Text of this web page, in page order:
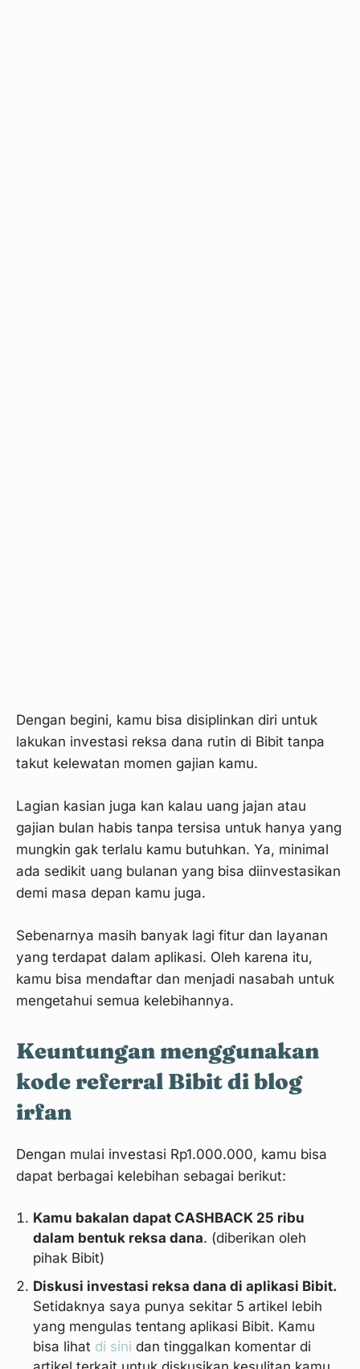
Dengan begini, kamu bisa disiplinkan diri untuk
lakukan investasi reksa dana rutin di Bibit tanpa
takut kelewatan momen gajian kamu.
Lagian kasian juga kan kalau uang jajan atau
gajian bulan habis tanpa tersisa untuk hanya yang
mungkin gak terlalu kamu butuhkan. Ya, minimal
ada sedikit uang bulanan yang bisa diinvestasikan
demi masa depan kamu juga.
Sebenarnya masih banyak lagi fitur dan layanan
yang terdapat dalam aplikasi. Oleh karena itu,
kamu bisa mendaftar dan menjadi nasabah untuk
mengetahui semua kelebihannya.
Keuntungan menggunakan
kode referral Bibit di blog
irfan
Dengan mulai investasi Rp1.000.000, kamu bisa
dapat berbagai kelebihan sebagai berikut:
Kamu bakalan dapat CASHBACK 25 ribu
dalam bentuk reksa dana. (diberikan oleh
pihak Bibit)
Diskusi investasi reksa dana di aplikasi Bibit.
Setidaknya saya punya sekitar 5 artikel lebih
yang mengulas tentang aplikasi Bibit. Kamu
bisa lihat di sini dan tinggalkan komentar di